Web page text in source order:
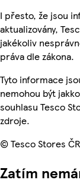
I přesto, že jsou
aktualizovány,
jakékoliv
práva dle zákona.
Tyto informace
nemohou být
souhlasu Tesco
zdroje.
© Tesco Stores
Zatím